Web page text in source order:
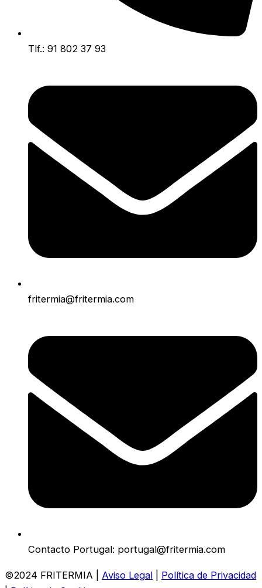
Tlf.: 91 802 37 93
fritermia@fritermia.com
Contacto Portugal: portugal@fritermia.com
©2024 FRITERMIA | Aviso Legal
Política de Privacidad